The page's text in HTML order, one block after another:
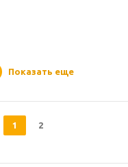
Показать еще
1 2